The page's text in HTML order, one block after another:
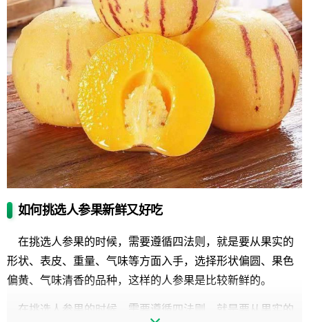
如何挑选人参果新鲜又好吃
在挑选人参果的时候，需要遵循四法则，就是要从果实的
形状、表皮、重量、气味等方面入手，选择形状偏圆、果色
偏黄、气味清香的品种，这样的人参果是比较新鲜的。
在挑选人参果的时候，需要遵循四法则，就是要从果实的